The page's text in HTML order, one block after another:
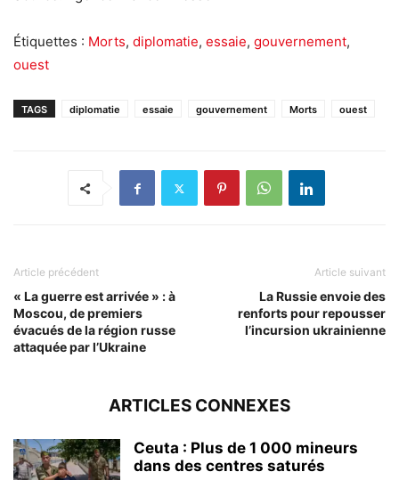
Étiquettes : Morts, diplomatie, essaie, gouvernement,
ouest
TAGS diplomatie essaie gouvernement Morts ouest
Article précédent
« La guerre est arrivée » : à
Moscou, de premiers
évacués de la région russe
attaquée par l’Ukraine
Article suivant
La Russie envoie des
renforts pour repousser
l’incursion ukrainienne
ARTICLES CONNEXES
Ceuta : Plus de 1 000 mineurs
dans des centres saturés